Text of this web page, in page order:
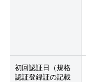
初回認証日
（規格
認証登録証の記載